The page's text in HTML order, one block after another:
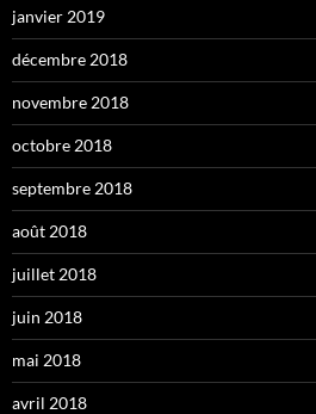
janvier 2019
décembre 2018
novembre 2018
octobre 2018
septembre 2018
août 2018
juillet 2018
juin 2018
mai 2018
avril 2018